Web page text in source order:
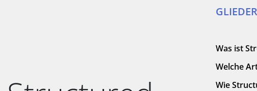
WIR SIND DER
TYPO3-
JETZT KONTAKT
Was ist
Welche
Wie